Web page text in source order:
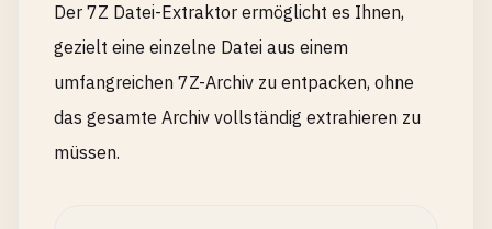
Der 7Z Datei-Extraktor ermöglicht es Ihnen,
gezielt eine einzelne Datei aus einem
umfangreichen 7Z-Archiv zu entpacken, ohne
das gesamte Archiv vollständig extrahieren zu
müssen.